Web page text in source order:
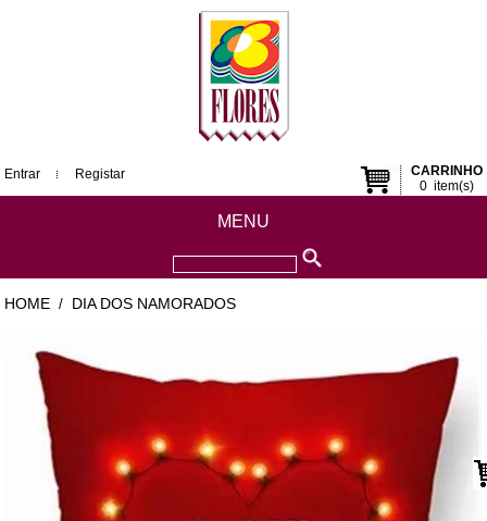
CARRINHO
0item(s)
Entrar Registar
MENU
HOME / DIA DOS NAMORADOS